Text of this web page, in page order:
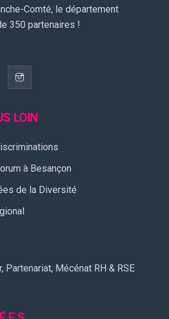
Comté, le département
350 partenaires !
LOIN
à Besançon
de la Diversité
Partenariat, Mécénat RH & RSE